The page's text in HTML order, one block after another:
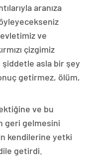
aranıza
ve
çizgimiz
asla bir şey
getirmez, ölüm,
ve bu
geri gelmesini
kendilerine yetki
getirdi.